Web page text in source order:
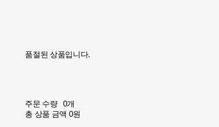
품절된 상품입니다.
주문 수량
0개
총 상품 금액 0원